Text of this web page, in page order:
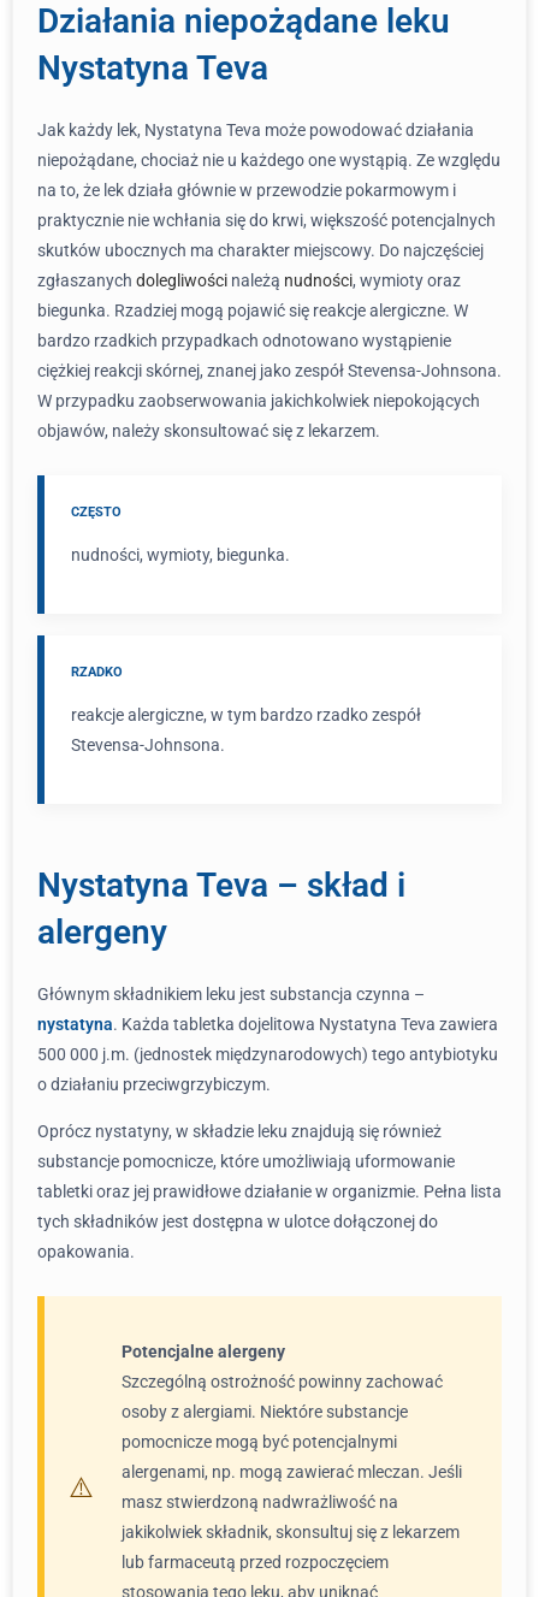
Działania niepożądane leku
Nystatyna Teva
Jak każdy lek, Nystatyna Teva może powodować działania
niepożądane, chociaż nie u każdego one wystąpią. Ze względu
na to, że lek działa głównie w przewodzie pokarmowym i
praktycznie nie wchłania się do krwi, większość potencjalnych
skutków ubocznych ma charakter miejscowy. Do najczęściej
zgłaszanych dolegliwości należą nudności, wymioty oraz
biegunka. Rzadziej mogą pojawić się reakcje alergiczne. W
bardzo rzadkich przypadkach odnotowano wystąpienie
ciężkiej reakcji skórnej, znanej jako zespół Stevensa-Johnsona.
W przypadku zaobserwowania jakichkolwiek niepokojących
objawów, należy skonsultować się z lekarzem.
CZĘSTO
nudności, wymioty, biegunka.
RZADKO
reakcje alergiczne, w tym bardzo rzadko zespół
Stevensa-Johnsona.
Nystatyna Teva – skład i
alergeny
Głównym składnikiem leku jest substancja czynna –
nystatyna. Każda tabletka dojelitowa Nystatyna Teva zawiera
500 000 j.m. (jednostek międzynarodowych) tego antybiotyku
o działaniu przeciwgrzybiczym.
Oprócz nystatyny, w składzie leku znajdują się również
substancje pomocnicze, które umożliwiają uformowanie
tabletki oraz jej prawidłowe działanie w organizmie. Pełna lista
tych składników jest dostępna w ulotce dołączonej do
opakowania.
Potencjalne alergeny
Szczególną ostrożność powinny zachować
osoby z alergiami. Niektóre substancje
pomocnicze mogą być potencjalnymi
alergenami, np. mogą zawierać mleczan. Jeśli
masz stwierdzoną nadwrażliwość na
jakikolwiek składnik, skonsultuj się z lekarzem
lub farmaceutą przed rozpoczęciem
stosowania tego leku, aby uniknąć